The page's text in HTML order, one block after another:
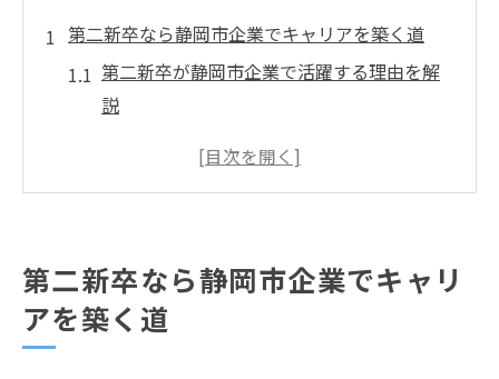
第二新卒なら静岡市企業でキャリアを築く道
第二新卒が静岡市企業で活躍する理由を解
説
静岡市で第二新卒が選ばれる背景と市場動
静岡市の企業でキャリアアップを実現する
秘訣
第二新卒なら静岡市企業でキャリ
アを築く道